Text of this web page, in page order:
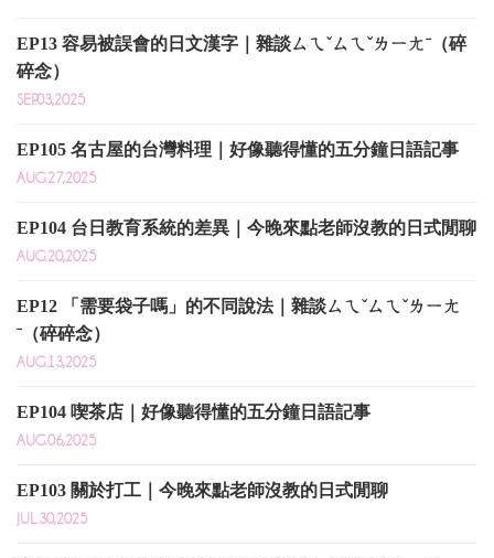
EP13 容易被誤會的日文漢字｜雜談ㄙㄟˇㄙㄟˇㄌㄧㄤˉ（碎
碎念）
SEP.03,2025
EP105 名古屋的台灣料理｜好像聽得懂的五分鐘日語記事
AUG.27,2025
EP104 台日教育系統的差異｜今晚來點老師沒教的日式閒聊
AUG.20,2025
EP12 「需要袋子嗎」的不同說法｜雜談ㄙㄟˇㄙㄟˇㄌㄧㄤ
ˉ（碎碎念）
AUG.13,2025
EP104 喫茶店｜好像聽得懂的五分鐘日語記事
AUG.06,2025
EP103 關於打工｜今晚來點老師沒教的日式閒聊
JUL.30,2025